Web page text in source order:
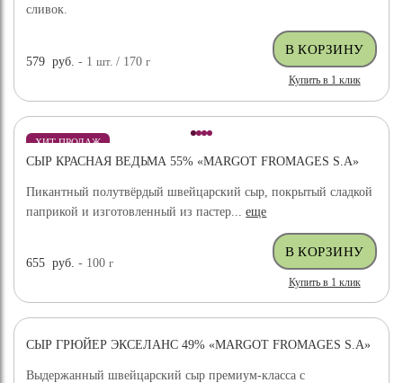
сливок.
579 руб. - 1шт. / 170г
Купить в 1 клик
ХИТ ПРОДАЖ
СЫР КРАСНАЯ ВЕДЬМА 55% «MARGOT FROMAGES S.A»
Пикантный полутвёрдый швейцарский сыр, покрытый сладкой
паприкой и изготовленный из пастер...еще
655 руб. - 100г
Купить в 1 клик
ХИТ ПРОДАЖ
СЫР ГРЮЙЕР ЭКСЕЛАНС 49% «MARGOT FROMAGES S.A»
Выдержанный швейцарский сыр премиум-класса с